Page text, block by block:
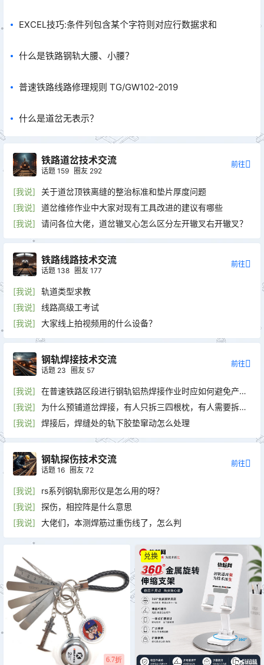
EXCEL技巧:条件列包含某个字符则对应行数据求和
什么是铁路钢轨大腰、小腰？
普速铁路线路修理规则 TG/GW102-2019
什么是道岔无表示？
铁路道岔技术交流
话题 159 圈友 292
前往
[我说]
关于道岔顶铁离缝的整治标准和垫片厚度问题
[我说]
道岔维修作业中大家对现有工具改进的建议有哪些
[我说]
请问各位大佬，道岔辙叉心怎么区分左开辙叉右开辙叉？
铁路线路技术交流
话题 138 圈友 177
前往
[我说]
轨道类型求教
[我说]
线路高级工考试
[我说]
大家线上拍视频用的什么设备？
钢轨焊接技术交流
话题 23 圈友 57
前往
[我说]
在普速铁路区段进行钢轨铝热焊接作业时应如何避免产生
高焊头？
[我说]
为什么预铺道岔焊接，有人只拆三四根枕，有人需要拆一
节铁
[我说] 焊接后，焊缝处的轨下胶垫窜动怎么处理
钢轨探伤技术交流
话题 16 圈友 72
前往
[我说]
rs系列钢轨廓形仪是怎么用的呀？
[我说]
探伤，相控阵是什么意思
[我说]
大佬们，本测焊筋过重伤线了，怎么判
6.7折
兑换